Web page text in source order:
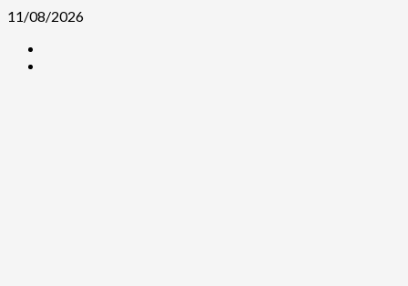
Skip
content
11/08/2026